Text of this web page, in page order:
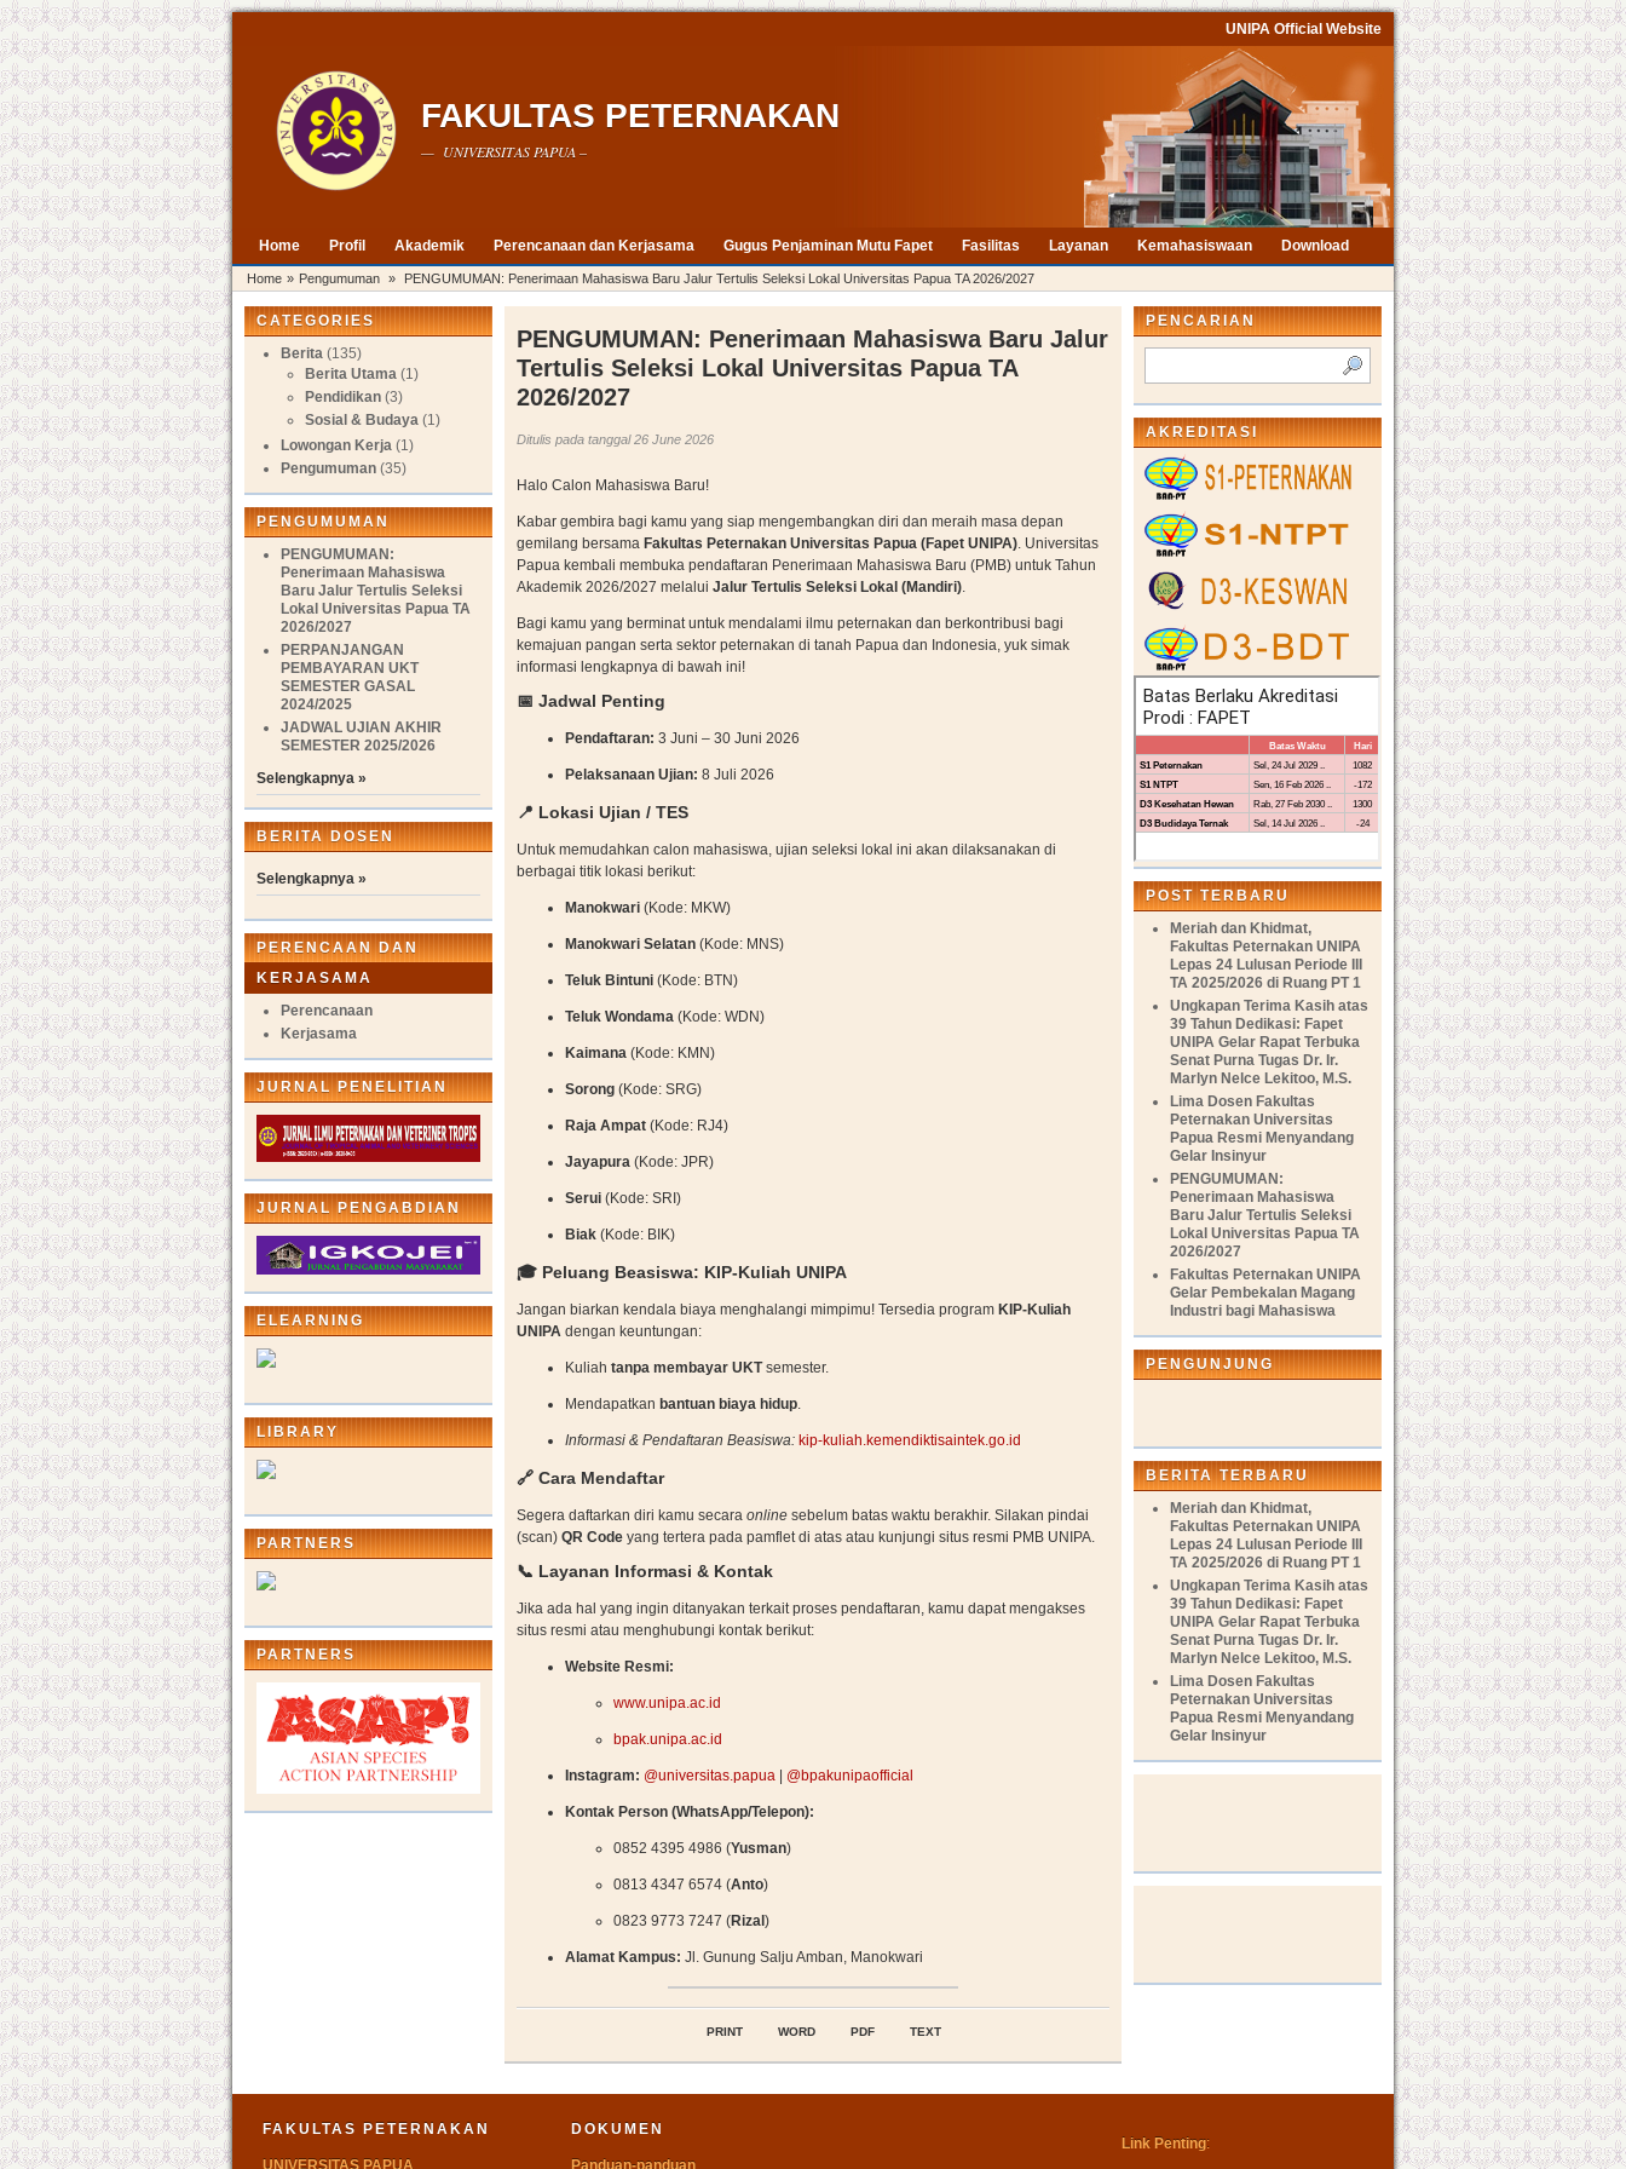
UNIPA Official Website
FAKULTAS PETERNAKAN
— UNIVERSITAS PAPUA –
Home Profil Akademik Perencanaan dan Kerjasama Gugus Penjaminan Mutu Fapet Fasilitas Layanan Kemahasiswaan Download
Home » Pengumuman » PENGUMUMAN: Penerimaan Mahasiswa Baru Jalur Tertulis Seleksi Lokal Universitas Papua TA 2026/2027
CATEGORIES
Berita (135)
Berita Utama (1)
Pendidikan (3)
Sosial & Budaya (1)
Lowongan Kerja (1)
Pengumuman (35)
PENGUMUMAN
PENGUMUMAN:
Penerimaan Mahasiswa
Baru Jalur Tertulis Seleksi
Lokal Universitas Papua TA
2026/2027
PERPANJANGAN
PEMBAYARAN UKT
SEMESTER GASAL
2024/2025
JADWAL UJIAN AKHIR
SEMESTER 2025/2026
Selengkapnya »
BERITA DOSEN
Selengkapnya »
PERENCAAN DAN
KERJASAMA
Perencanaan
Kerjasama
JURNAL PENELITIAN
JURNAL PENGABDIAN
ELEARNING
LIBRARY
PARTNERS
PARTNERS
PENGUMUMAN: Penerimaan Mahasiswa Baru Jalur
Tertulis Seleksi Lokal Universitas Papua TA
2026/2027
Ditulis pada tanggal 26 June 2026
Halo Calon Mahasiswa Baru!
Kabar gembira bagi kamu yang siap mengembangkan diri dan meraih masa depan
gemilang bersama Fakultas Peternakan Universitas Papua (Fapet UNIPA). Universitas
Papua kembali membuka pendaftaran Penerimaan Mahasiswa Baru (PMB) untuk Tahun
Akademik 2026/2027 melalui Jalur Tertulis Seleksi Lokal (Mandiri).
Bagi kamu yang berminat untuk mendalami ilmu peternakan dan berkontribusi bagi
kemajuan pangan serta sektor peternakan di tanah Papua dan Indonesia, yuk simak
informasi lengkapnya di bawah ini!
📅 Jadwal Penting
Pendaftaran: 3 Juni – 30 Juni 2026
Pelaksanaan Ujian: 8 Juli 2026
📍 Lokasi Ujian / TES
Untuk memudahkan calon mahasiswa, ujian seleksi lokal ini akan dilaksanakan di
berbagai titik lokasi berikut:
Manokwari (Kode: MKW)
Manokwari Selatan (Kode: MNS)
Teluk Bintuni (Kode: BTN)
Teluk Wondama (Kode: WDN)
Kaimana (Kode: KMN)
Sorong (Kode: SRG)
Raja Ampat (Kode: RJ4)
Jayapura (Kode: JPR)
Serui (Kode: SRI)
Biak (Kode: BIK)
🎓 Peluang Beasiswa: KIP-Kuliah UNIPA
Jangan biarkan kendala biaya menghalangi mimpimu! Tersedia program KIP-Kuliah
UNIPA dengan keuntungan:
Kuliah tanpa membayar UKTsemester.
Mendapatkan bantuan biaya hidup.
Informasi & Pendaftaran Beasiswa: kip-kuliah.kemendiktisaintek.go.id
🔗 Cara Mendaftar
Segera daftarkan diri kamu secara online sebelum batas waktu berakhir. Silakan pindai
(scan) QR Code yang tertera pada pamflet di atas atau kunjungi situs resmi PMB UNIPA.
📞 Layanan Informasi & Kontak
Jika ada hal yang ingin ditanyakan terkait proses pendaftaran, kamu dapat mengakses
situs resmi atau menghubungi kontak berikut:
Website Resmi:
www.unipa.ac.id
bpak.unipa.ac.id
Instagram: @universitas.papua @bpakunipaofficial
Kontak Person (WhatsApp/Telepon):
0852 4395 4986 (Yusman)
0813 4347 6574 (Anto)
0823 9773 7247 (Rizal )
Alamat Kampus: Jl. Gunung Salju Amban, Manokwari
PRINT WORD PDF TEXT
PENCARIAN
AKREDITASI
POST TERBARU
Meriah dan Khidmat,
Fakultas Peternakan UNIPA
Lepas 24 Lulusan Periode III
TA 2025/2026 di Ruang PT 1
Ungkapan Terima Kasih atas
39 Tahun Dedikasi: Fapet
UNIPA Gelar Rapat Terbuka
Senat Purna Tugas Dr. Ir.
Marlyn Nelce Lekitoo, M.S.
Lima Dosen Fakultas
Peternakan Universitas
Papua Resmi Menyandang
Gelar Insinyur
PENGUMUMAN:
Penerimaan Mahasiswa
Baru Jalur Tertulis Seleksi
Lokal Universitas Papua TA
2026/2027
Fakultas Peternakan UNIPA
Gelar Pembekalan Magang
Industri bagi Mahasiswa
PENGUNJUNG
BERITA TERBARU
Meriah dan Khidmat,
Fakultas Peternakan UNIPA
Lepas 24 Lulusan Periode III
TA 2025/2026 di Ruang PT 1
Ungkapan Terima Kasih atas
39 Tahun Dedikasi: Fapet
UNIPA Gelar Rapat Terbuka
Senat Purna Tugas Dr. Ir.
Marlyn Nelce Lekitoo, M.S.
Lima Dosen Fakultas
Peternakan Universitas
Papua Resmi Menyandang
Gelar Insinyur
FAKULTAS PETERNAKAN
UNIVERSITAS PAPUA
DOKUMEN
Panduan-panduan
Link Penting: